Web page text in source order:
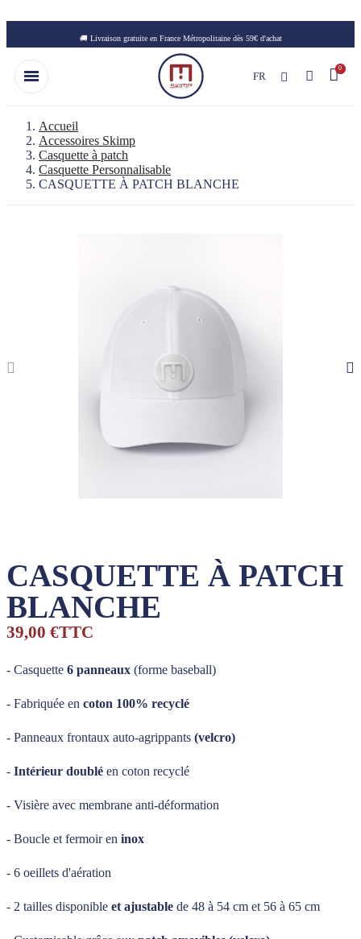
🚚 Livraison gratuite en France Métropolitaine dès 59€ d'achat
FR
Accueil
Accessoires Skimp
Casquette à patch
Casquette Personnalisable
CASQUETTE À PATCH BLANCHE
CASQUETTE À PATCH
BLANCHE
39,00 €TTC
- Casquette 6 panneaux (forme baseball)
- Fabriquée en coton 100% recyclé
- Panneaux frontaux auto-agrippants (velcro)
- Intérieur doublé en coton recyclé
- Visière avec membrane anti-déformation
- Boucle et fermoir en inox
- 6 oeillets d'aération
- 2 tailles disponible et ajustable de 48 à 54 cm et 56 à 65 cm